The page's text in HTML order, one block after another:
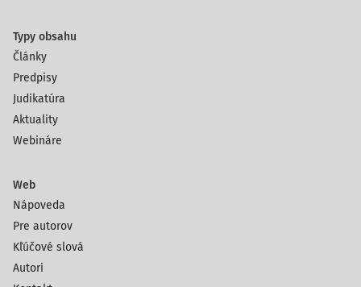
Typy obsahu
Články
Predpisy
Judikatúra
Aktuality
Webináre
Web
Nápoveda
Pre autorov
Kľúčové slová
Autori